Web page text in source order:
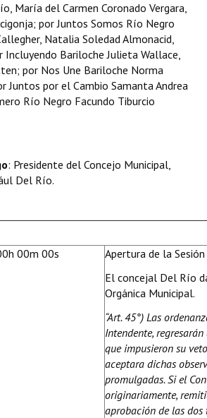
Registro
- Registro
María del Carmen Coronado Vergara,
por Juntos Somos Río Negro
Natalia Soledad Almonacid,
Bariloche Julieta Wallace,
por Nos Une Bariloche Norma
Juntos por el Cambio Samanta Andrea
Río Negro Facundo Tiburcio
: Presidente del Concejo Municipal,
Del Río.
00m 00s
Apertura de la Sesión
El concejal Del Río
Orgánica Municipal.
“Art. 45°) Las
Intendente,
que impusieron su
aceptara dichas
promulgadas. Si el
originariamente,
aprobación de las dos